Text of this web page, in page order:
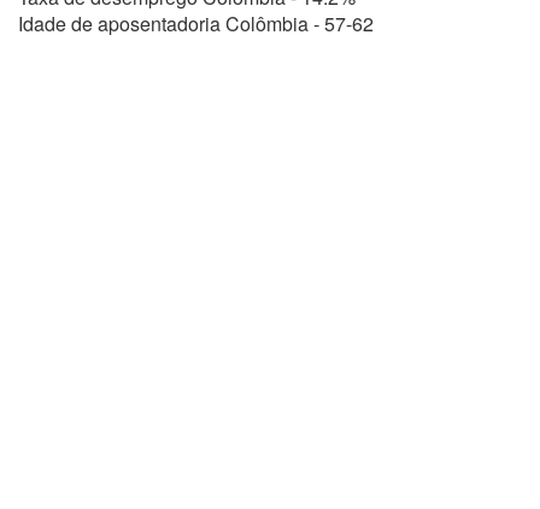
Idade de aposentadoria Colômbia - 57-62